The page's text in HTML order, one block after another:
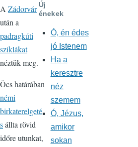
A Zádorvár
után a
padragkúti
sziklákat
néztük meg.
Öcs határában
némi
birkaterelgeté
sállta rövid
időre utunkat,
Új
énekek
Ó, én édes
jó Istenem
Ha a
keresztre
néz
szemem
Ó, Jézus,
amikor
sokan